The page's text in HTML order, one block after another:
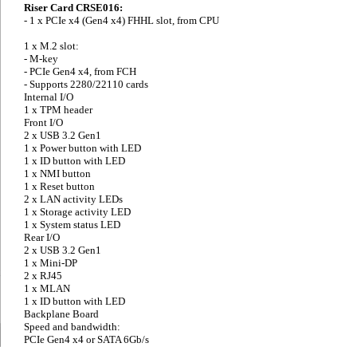
Riser Card CRSE016:
- 1 x PCIe x4 (Gen4 x4) FHHL slot, from CPU
1 x M.2 slot:
- M-key
- PCIe Gen4 x4, from FCH
- Supports 2280/22110 cards
Internal I/O
1 x TPM header
Front I/O
2 x USB 3.2 Gen1
1 x Power button with LED
1 x ID button with LED
1 x NMI button
1 x Reset button
2 x LAN activity LEDs
1 x Storage activity LED
1 x System status LED
Rear I/O
2 x USB 3.2 Gen1
1 x Mini-DP
2 x RJ45
1 x MLAN
1 x ID button with LED
Backplane Board
Speed and bandwidth:
PCIe Gen4 x4 or SATA 6Gb/s